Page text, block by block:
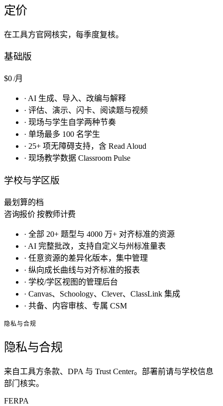
定价
在工具方官网核实，每季度复核。
基础版
$0/月
· AI 生成、导入、改编与解释
· 评估、演示、闪卡、阅读题与视频
· 现场与学生自学两种节奏
· 单场最多 100 名学生
· 25+ 项无障碍支持，含 Read Aloud
· 现场教学数据 Classroom Pulse
学校与学区版
最划算的档
咨询报价按教师计费
· 全部 20+ 题型与 4000 万+ 对齐标准的资源
· AI 完整批改，支持自定义与州标准量表
· 任意资源的差异化版本，集中管理
· 纵向成长曲线与对齐标准的报表
· 学校/学区视图的管理后台
· Canvas、Schoology、Clever、ClassLink 集成
· 共备、内容审核、专属 CSM
隐私与合规
隐私与合规
来自工具方条款、DPA 与 Trust Center。部署前请与学校信息
部门核实。
FERPA